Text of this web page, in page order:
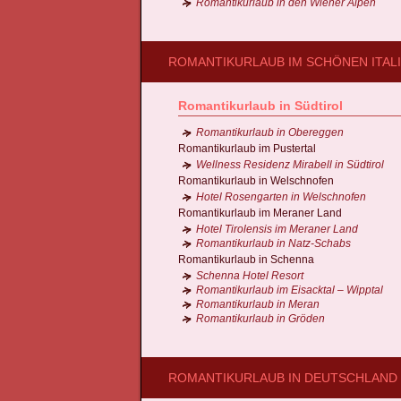
Romantikurlaub in den Wiener Alpen
ROMANTIKURLAUB IM SCHÖNEN
Romantikurlaub in Südtirol
Romantikurlaub in Obereggen
Romantikurlaub im Pustertal
Wellness Residenz Mirabell in Südtirol
Romantikurlaub in Welschnofen
Hotel Rosengarten in Welschnofen
Romantikurlaub im Meraner Land
Hotel Tirolensis im Meraner Land
Romantikurlaub in Natz-Schabs
Romantikurlaub in Schenna
Schenna Hotel Resort
Romantikurlaub im Eisacktal – Wipptal
Romantikurlaub in Meran
Romantikurlaub in Gröden
ROMANTIKURLAUB IN DEUTSCHLAND